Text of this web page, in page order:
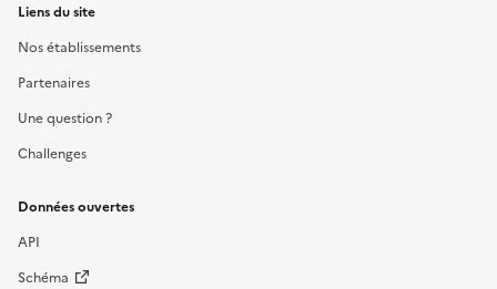
Liens du site
Nos établissements
Partenaires
Une question ?
Challenges
Données ouvertes
API
Schéma